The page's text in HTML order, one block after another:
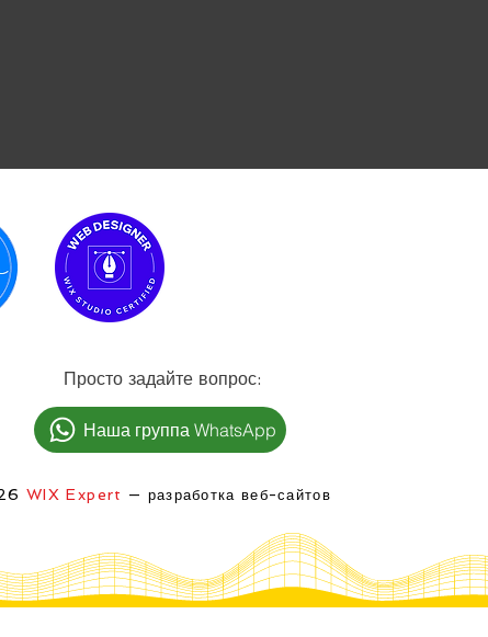
:Просто задайте вопрос
Наша группа WhatsApp
WIX Expert — разработка веб-сайтов